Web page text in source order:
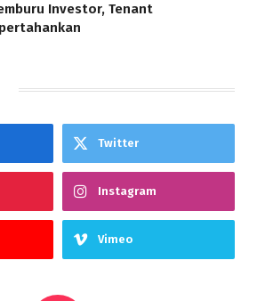
Investor, Tenant
Twitter
Instagram
Vimeo